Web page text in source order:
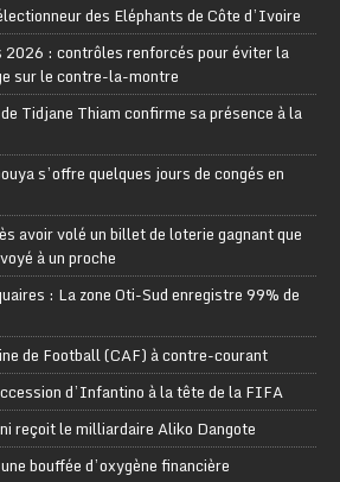
des Eléphants de Côte d’Ivoire
2026 : contrôles renforcés pour éviter la
sur le contre-la-montre
Tidjane Thiam confirme sa présence à la
s’offre quelques jours de congés en
avoir volé un billet de loterie gagnant que
à un proche
: La zone Oti-Sud enregistre 99% de
de Football (CAF) à contre-courant
d’Infantino à la tête de la FIFA
reçoit le milliardaire Aliko Dangote
bouffée d’oxygène financière